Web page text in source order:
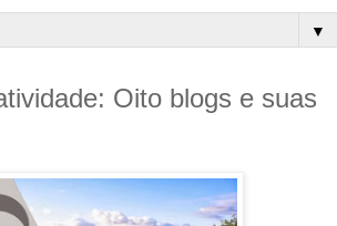
▼
Oito blogs e suas